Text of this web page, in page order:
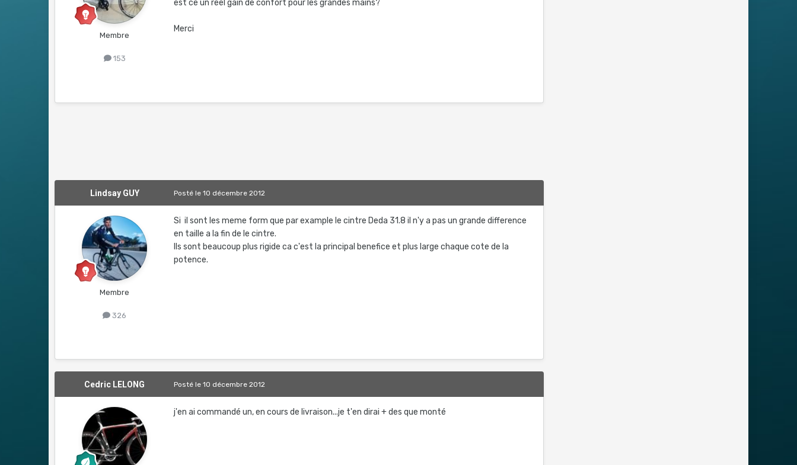
Membre
153
est ce un reel gain de confort pour les grandes mains?
Merci
Lindsay GUY
Membre
326
Postéle 10 décembre 2012
Si il sont les meme form que par example le cintre Deda 31.8 il n'y a pas un grande difference
en taille a la fin de le cintre.
Ils sont beaucoup plus rigide ca c'est la principal benefice et plus large chaque cote de la
potence.
Cedric LELONG Postéle 10 décembre 2012
j'en ai commandé un, en cours de livraison...je t'en dirai + des que monté